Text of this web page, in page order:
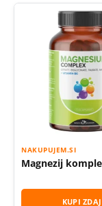
NAKUPUJEM.SI
Magnezij
KUPI ZDAJ